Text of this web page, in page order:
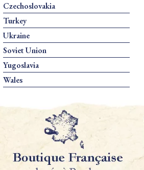
Czechoslovakia
Turkey
Ukraine
Soviet Union
Yugoslavia
Wales